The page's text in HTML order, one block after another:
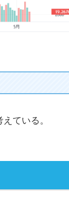
ている。